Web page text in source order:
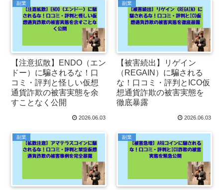
副業
【注意拡散】ENDO（エン
ドー）に騙されるな！口
コミ・評判と怪しい仮想
通貨詐欺の被害実態を余
すことなく公開
2026.06.03
副業
【被害続出】リゲイン
（REGAIN）に騙される
な！口コミ・評判とICO仮
想通貨詐欺の被害実態を
徹底暴露
2026.06.03
副業 副業